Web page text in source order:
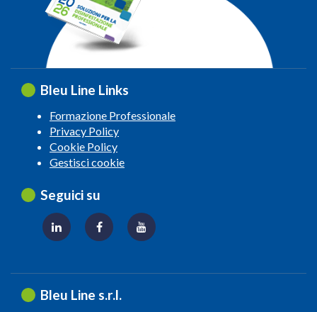
Bleu Line Links
Formazione Professionale
Privacy Policy
Cookie Policy
Gestisci cookie
Seguici su
Bleu Line s.r.l.